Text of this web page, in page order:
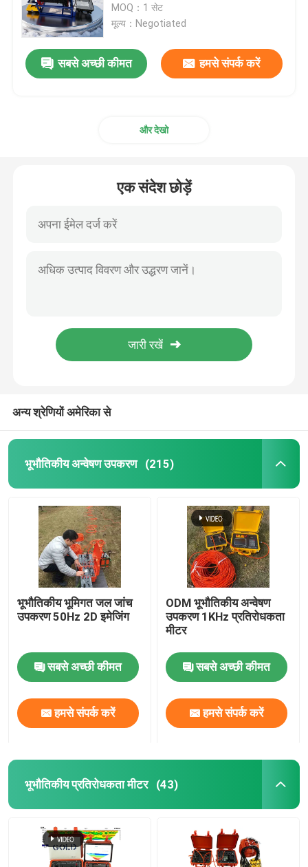
कैमरा
MOQ：1 सेट
मूल्य：Negotiated
सबसे अच्छी कीमत हमसे संपर्क करें
और देखो
एक संदेश छोड़ें
अन्य श्रेणियों अमेरिका से
भूभौतिकीय अन्वेषण उपकरण (215)
भूभौतिकीय भूमिगत जल जांच
उपकरण 50Hz 2D इमेजिंग
सबसे अच्छी कीमत
हमसे संपर्क करें
ODM भूभौतिकीय अन्वेषण
उपकरण 1KHz प्रतिरोधकता
मीटर
सबसे अच्छी कीमत
हमसे संपर्क करें
भूभौतिकीय प्रतिरोधकता मीटर (43)